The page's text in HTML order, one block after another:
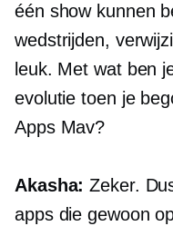
één show kunnen
wedstrijden,
leuk. Met wat ben
evolutie toen je
Apps Mav?
Akasha: Zeker.
apps die gewoon